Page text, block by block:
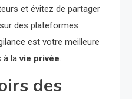
et évitez de partager
des plateformes
est votre meilleure
à lavie privée.
des